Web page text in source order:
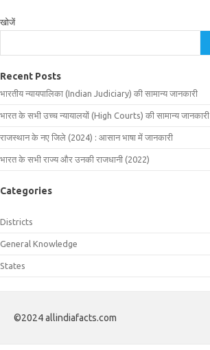
खोजें
Recent Posts
भारतीय न्यायपालिका (Indian Judiciary) की सामान्य जानकारी
भारत के सभी उच्च न्यायालयों (High Courts) की सामान्य जानकारी
राजस्थान के नए जिले (2024) : आसान भाषा में जानकारी
भारत के सभी राज्य और उनकी राजधानी (2022)
Categories
Districts
General Knowledge
States
©2024 allindiafacts.com